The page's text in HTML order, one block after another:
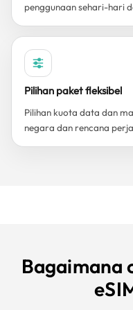
penggunaan sehari-hari
Pilihan paket fleksibel
Pilihan kuota data dan
negara dan rencana
Bagaimana